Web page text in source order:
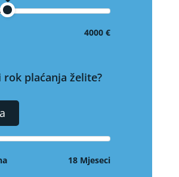
4000 €
rok plaćanja želite?
18 Mjeseci